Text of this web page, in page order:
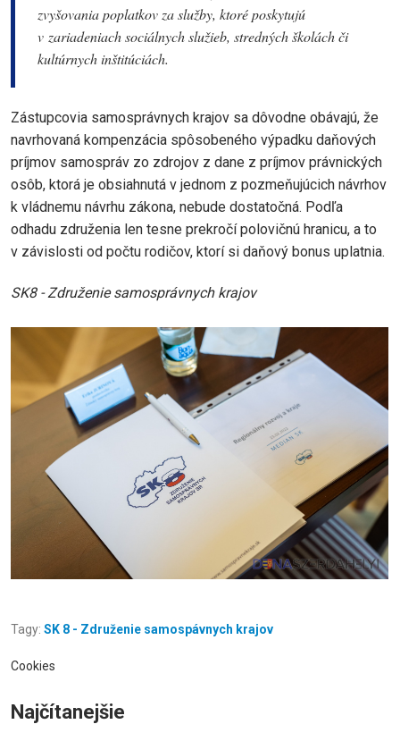
zvyšovania poplatkov za služby, ktoré poskytujú
v zariadeniach sociálnych služieb, stredných školách či
kultúrnych inštitúciách.
Zástupcovia samosprávnych krajov sa dôvodne obávajú, že
navrhovaná kompenzácia spôsobeného výpadku daňových
príjmov samospráv zo zdrojov z dane z príjmov právnických
osôb, ktorá je obsiahnutá v jednom z pozmeňujúcich návrhov
k vládnemu návrhu zákona, nebude dostatočná. Podľa
odhadu združenia len tesne prekročí polovičnú hranicu, a to
v závislosti od počtu rodičov, ktorí si daňový bonus uplatnia.
SK8 - Združenie samosprávnych krajov
Tagy: SK 8 - Združenie samospávnych krajov
Cookies
Najčítanejšie